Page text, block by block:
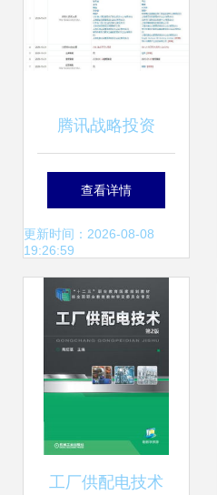
腾讯战略投资
Convert Lab，深化
数字营销与软硬件
整合布局
查看详情
更新时间：2026-08-08
19:26:59
工厂供配电技术